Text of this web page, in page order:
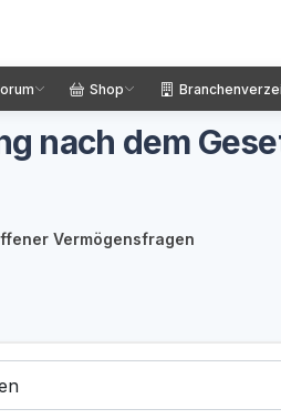
Shop
nach dem
Vermögensfragen